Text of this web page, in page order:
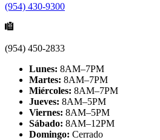
(954) 430-9300
(954) 450-2833
Lunes: 8AM–7PM
Martes: 8AM–7PM
Miércoles: 8AM–7PM
Jueves: 8AM–5PM
Viernes: 8AM–5PM
Sábado: 8AM–12PM
Domingo: Cerrado